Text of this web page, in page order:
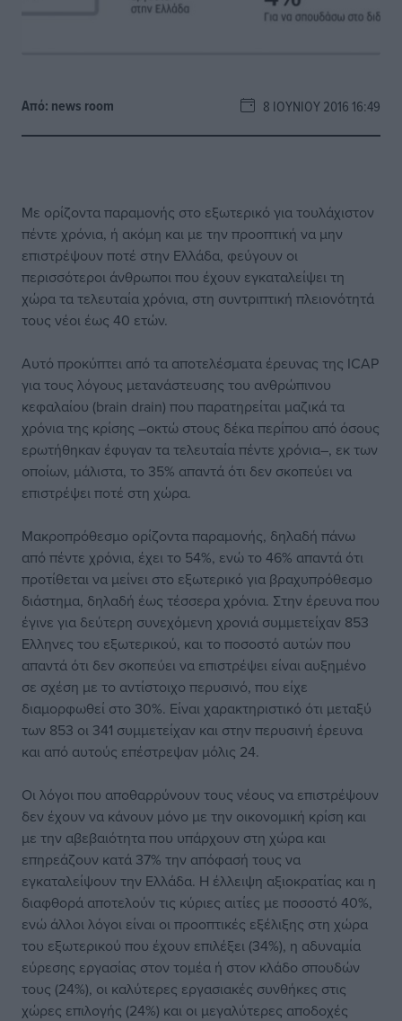
Από: news room 8 ΙΟΥΝΊΟΥ 2016 16:49
Με ορίζοντα παραμονής στο εξωτερικό για τουλάχιστον
πέντε χρόνια, ή ακόμη και με την προοπτική να μην
επιστρέψουν ποτέ στην Ελλάδα, φεύγουν οι
περισσότεροι άνθρωποι που έχουν εγκαταλείψει τη
χώρα τα τελευταία χρόνια, στη συντριπτική πλειονότητά
τους νέοι έως 40 ετών.
Αυτό προκύπτει από τα αποτελέσματα έρευνας της ICAP
για τους λόγους μετανάστευσης του ανθρώπινου
κεφαλαίου (brain drain) που παρατηρείται μαζικά τα
χρόνια της κρίσης –οκτώ στους δέκα περίπου από όσους
ερωτήθηκαν έφυγαν τα τελευταία πέντε χρόνια–, εκ των
οποίων, μάλιστα, το 35% απαντά ότι δεν σκοπεύει να
επιστρέψει ποτέ στη χώρα.
Μακροπρόθεσμο ορίζοντα παραμονής, δηλαδή πάνω
από πέντε χρόνια, έχει το 54%, ενώ το 46% απαντά ότι
προτίθεται να μείνει στο εξωτερικό για βραχυπρόθεσμο
διάστημα, δηλαδή έως τέσσερα χρόνια. Στην έρευνα που
έγινε για δεύτερη συνεχόμενη χρονιά συμμετείχαν 853
Ελληνες του εξωτερικού, και το ποσοστό αυτών που
απαντά ότι δεν σκοπεύει να επιστρέψει είναι αυξημένο
σε σχέση με το αντίστοιχο περυσινό, που είχε
διαμορφωθεί στο 30%. Είναι χαρακτηριστικό ότι μεταξύ
των 853 οι 341 συμμετείχαν και στην περυσινή έρευνα
και από αυτούς επέστρεψαν μόλις 24.
Οι λόγοι που αποθαρρύνουν τους νέους να επιστρέψουν
δεν έχουν να κάνουν μόνο με την οικονομική κρίση και
με την αβεβαιότητα που υπάρχουν στη χώρα και
επηρεάζουν κατά 37% την απόφασή τους να
εγκαταλείψουν την Ελλάδα. Η έλλειψη αξιοκρατίας και η
διαφθορά αποτελούν τις κύριες αιτίες με ποσοστό 40%,
ενώ άλλοι λόγοι είναι οι προοπτικές εξέλιξης στη χώρα
του εξωτερικού που έχουν επιλέξει (34%), η αδυναμία
εύρεσης εργασίας στον τομέα ή στον κλάδο σπουδών
τους (24%), οι καλύτερες εργασιακές συνθήκες στις
χώρες επιλογής (24%) και οι μεγαλύτερες αποδοχές